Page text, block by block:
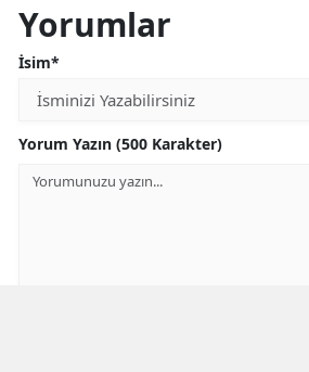
Yorumlar
İsim*
Yorum Yazın (500 Karakter)